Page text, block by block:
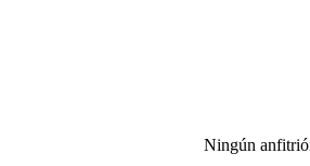
Ningún